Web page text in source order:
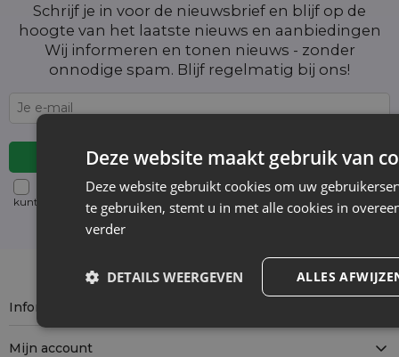
Schrijf je in voor de nieuwsbrief en blijf op de
hoogte van het laatste nieuws en aanbiedingen
Wij informeren en tonen nieuws - zonder
onnodige spam. Blijf regelmatig bij ons!
Voor details over gegevensverwerking, zie onze Privacyverklaring. Je
kunt je op elk moment zonder kosten
uitschrijven . (verplicht)
Informatie
Mijn account
Deze website maakt gebruik van
Deze website gebruikt cookies om uw
te gebruiken, stemt u in met alle cookies in
verder
ALLES
DETAILS WEERGEVEN